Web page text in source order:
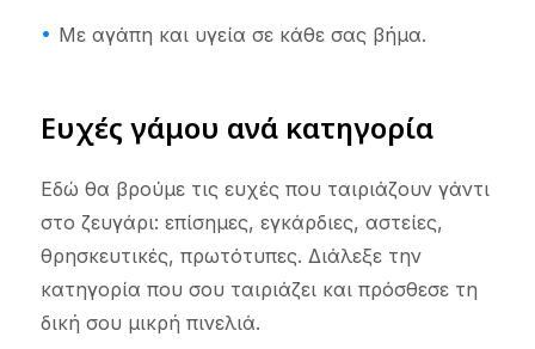
Με αγάπη και υγεία σε κάθε σας βήμα.
Ευχές γάμου ανά κατηγορία
Εδώ θα βρούμε τις ευχές που ταιριάζουν γάντι
στο ζευγάρι: επίσημες, εγκάρδιες, αστείες,
θρησκευτικές, πρωτότυπες. Διάλεξε την
κατηγορία που σου ταιριάζει και πρόσθεσε τη
δική σου μικρή πινελιά.